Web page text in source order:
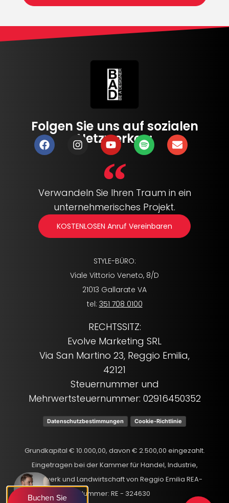
Folgen Sie uns auf sozialen
Netzwerken:
Verwandeln Sie Ihren Traum in ein
unternehmerisches Projekt.
KOSTENLOSEN Anruf Vereinbaren
STYLE-BÜRO:
Viale Vittorio Veneto, 8/D
21013 Gallarate VA
tel: 351 708 0100
RECHTSSITZ:
Evolve Marketing SRL
Via San Martino 23, Reggio Emilia,
42121
Steuernummer und
Mehrwertsteuernummer: 02916450352
Datenschutzbestimmungen Cookie-Richtlinie
Grundkapital € 10.000,00, davon € 2.500,00 eingezahlt.
Eingetragen bei der Kammer für Handel, Industrie,
Handwerk und Landwirtschaft von Reggio Emilia REA-
Nummer: RE - 324630
Buchen Sie